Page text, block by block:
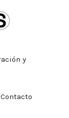
y
Contacto